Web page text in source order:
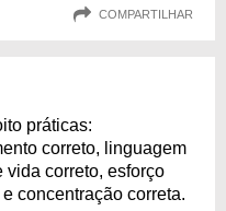
COMPARTILHAR
práticas:
correto, linguagem
vida correto, esforço
concentração correta.